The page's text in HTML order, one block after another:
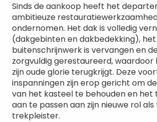
Sinds de aankoop heeft het
ambitieuze
ondernomen. Het dak is volledig
(dakgebinten en dakbedekking), het
buitenschrijnwerk is vervangen en
zorgvuldig gerestaureerd,
zijn oude glorie terugkrijgt. Deze
inspanningen zijn erop gericht om
van het kasteel te behouden en het
aan te passen aan zijn nieuwe rol
trekpleister.